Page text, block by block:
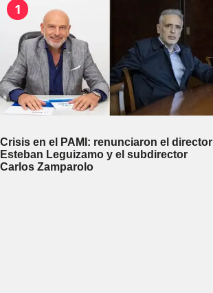
1
Crisis en el PAMI: renunciaron el director
Esteban Leguizamo y el subdirector
Carlos Zamparolo